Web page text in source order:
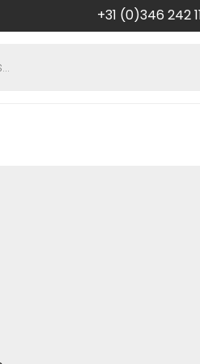
+31 (0)346 242